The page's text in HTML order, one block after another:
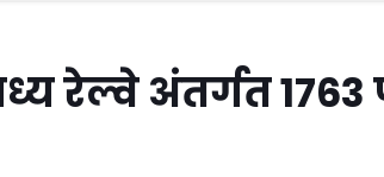
रेल्वे अंतर्गत